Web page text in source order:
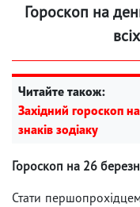
Гороскоп на
Читайте також:
Західний гороскоп
знаків зодіаку
Гороскоп на 26
Стати